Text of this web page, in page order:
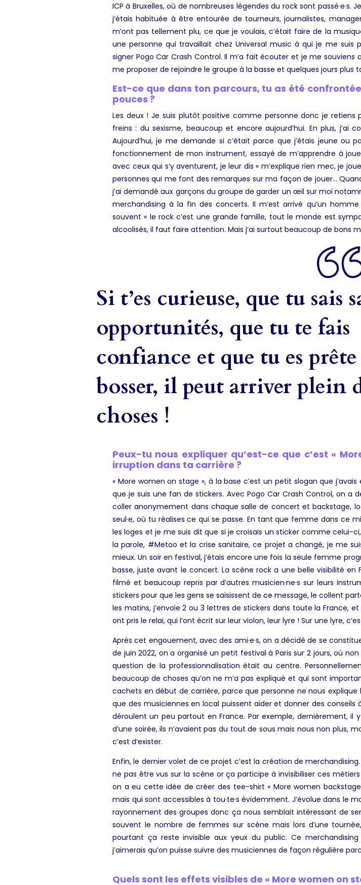
ICP à Bruxelles, où de nombreuses légendes du rock sont
j’étais habituée à être entourée de tourneurs, journalistes,
m’ont pas tellement plu, ce que je voulais, c’était faire de la
une personne qui travaillait chez Universal music à qui je me
signer Pogo Car Crash Control. Il m’a fait écouter et je me
me proposer de rejoindre le groupe à la basse et quelques jours plus
Est-ce que dans ton parcours, tu as été
pouces ?
Les deux ! Je suis plutôt positive comme personne donc je
freins : du sexisme, beaucoup et encore aujourd’hui. En plus, j’ai
Aujourd’hui, je me demande si c’était parce que j’étais jeune ou
fonctionnement de mon instrument, essayé de m’apprendre à
avec ceux qui s’y aventurent, je leur dis « m’explique rien mec, je
personnes qui me font des remarques sur ma façon de jouer…
j’ai demandé aux garçons du groupe de garder un œil sur moi
merchandising à la fin des concerts. Il m’est arrivé qu’un
souvent « le rock c’est une grande famille, tout le monde est
alcoolisés, il faut faire attention. Mais j’ai surtout beaucoup de bons
Si t’es curieuse, que tu sais
opportunités, que tu te fais
confiance et que tu es prête
bosser, il peut arriver plein
choses !
Peux-tu nous expliquer qu’est-ce que c’est «
irruption dans ta carrière ?
« More women on stage », à la base c’est un petit slogan que
que je suis une fan de stickers. Avec Pogo Car Crash Control, on a
coller anonymement dans chaque salle de concert et backstage,
seul·e, où tu réalises ce qui se passe. En tant que femme dans ce
les loges et je me suis dit que si je croisais un sticker comme
la parole, #Metoo et la crise sanitaire, ce projet a changé, je me
mieux. Un soir en festival, j’étais encore une fois la seule femme
basse, juste avant le concert. La scène rock a une belle visibilité
filmé et beaucoup repris par d’autres musicien·ne·s sur leurs
stickers pour que les gens se saisissent de ce message, le collent
les matins, j’envoie 2 ou 3 lettres de stickers dans toute la France,
ont pris le relai, qui l’ont écrit sur leur violon, leur lyre ! Sur une lyre,
Après cet engouement, avec des ami·e·s, on a décidé de se
de juin 2022, on a organisé un petit festival à Paris sur 2 jours, où
question de la professionnalisation était au centre.
beaucoup de choses qu’on ne m’a pas expliqué et qui sont
cachets en début de carrière, parce que personne ne nous explique
que des musiciennes en local puissent aider et donner des conseils
déroulent un peu partout en France. Par exemple, dernièrement, il
d’une soirée, ils n’avaient pas du tout de sous mais nous non plus,
c’est d’exister.
Enfin, le dernier volet de ce projet c’est la création de
ne pas être vus sur la scène or ça participe à invisibiliser ces
on a eu cette idée de créer des tee-shirt « More women
mais qui sont accessibles à tou·te·s évidemment. J’évolue dans le
rayonnement des groupes donc ça nous semblait intéressant de
souvent le nombre de femmes sur scène mais lors d’une
pourtant ça reste invisible aux yeux du public. Ce
j’aimerais qu’on puisse suivre des musiciennes de façon régulière
Quels sont les effets visibles de « More women on